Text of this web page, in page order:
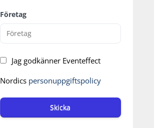
Företag
Jag godkänner Eventeffect
Nordics personuppgiftspolicy
Skicka